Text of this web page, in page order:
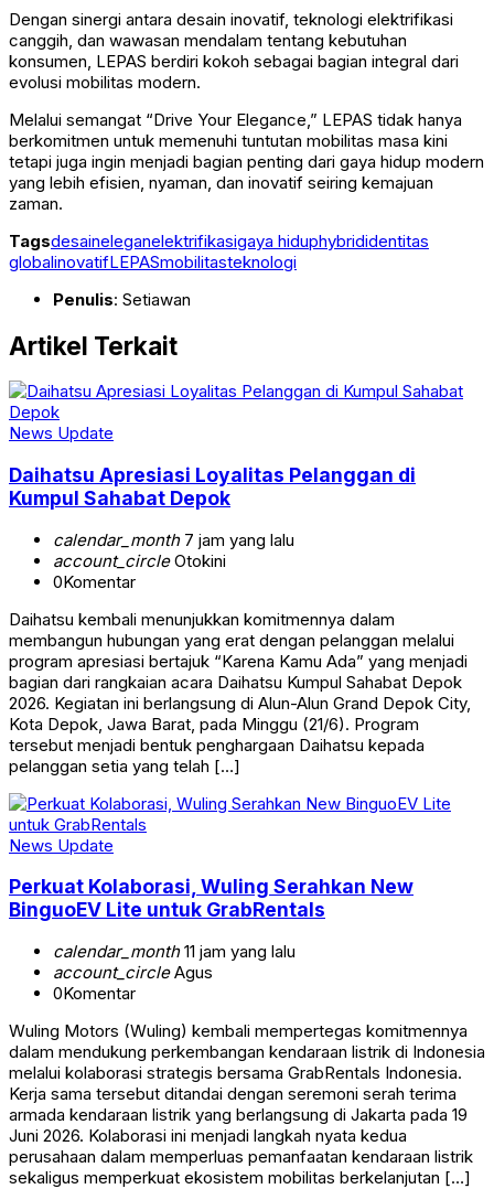
Dengan sinergi antara desain inovatif, teknologi elektrifikasi
canggih, dan wawasan mendalam tentang kebutuhan
konsumen, LEPAS berdiri kokoh sebagai bagian integral dari
evolusi mobilitas modern.
Melalui semangat “Drive Your Elegance,” LEPAS tidak hanya
berkomitmen untuk memenuhi tuntutan mobilitas masa kini
tetapi juga ingin menjadi bagian penting dari gaya hidup modern
yang lebih efisien, nyaman, dan inovatif seiring kemajuan
zaman.
Tagsdesaineleganelektrifikasigaya hiduphybrididentitas
globalinovatifLEPASmobilitasteknologi
Penulis: Setiawan
Artikel Terkait
News Update
Daihatsu Apresiasi Loyalitas Pelanggan di
Kumpul Sahabat Depok
calendar_month7 jam yang lalu
account_circleOtokini
0Komentar
Daihatsu kembali menunjukkan komitmennya dalam
membangun hubungan yang erat dengan pelanggan melalui
program apresiasi bertajuk “Karena Kamu Ada” yang menjadi
bagian dari rangkaian acara Daihatsu Kumpul Sahabat Depok
2026. Kegiatan ini berlangsung di Alun-Alun Grand Depok City,
Kota Depok, Jawa Barat, pada Minggu (21/6). Program
tersebut menjadi bentuk penghargaan Daihatsu kepada
pelanggan setia yang telah […]
News Update
Perkuat Kolaborasi, Wuling Serahkan New
BinguoEV Lite untuk GrabRentals
calendar_month11 jam yang lalu
account_circleAgus
0Komentar
Wuling Motors (Wuling) kembali mempertegas komitmennya
dalam mendukung perkembangan kendaraan listrik di Indonesia
melalui kolaborasi strategis bersama GrabRentals Indonesia.
Kerja sama tersebut ditandai dengan seremoni serah terima
armada kendaraan listrik yang berlangsung di Jakarta pada 19
Juni 2026. Kolaborasi ini menjadi langkah nyata kedua
perusahaan dalam memperluas pemanfaatan kendaraan listrik
sekaligus memperkuat ekosistem mobilitas berkelanjutan […]